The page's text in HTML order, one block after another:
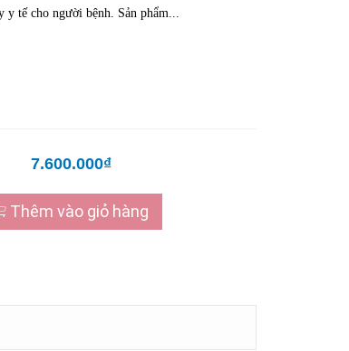
y tế cho người bệnh. Sản phẩm...
7.600.000₫
Thêm vào giỏ hàng